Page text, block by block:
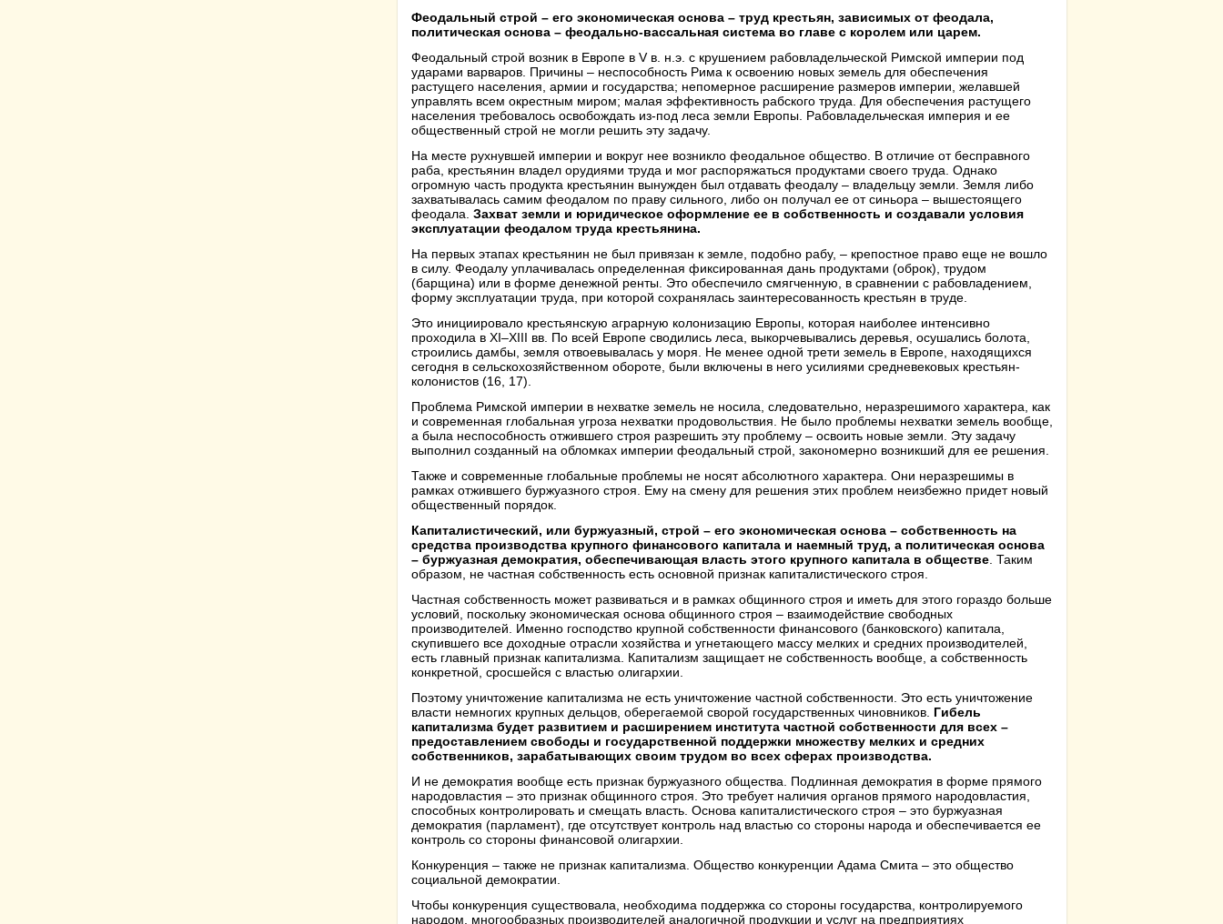
Феодальный строй – его экономическая основа – труд крестьян, зависимых от феодала,
политическая основа – феодально-вассальная система во главе с королем или царем.
Феодальный строй возник в Европе в V в. н.э. с крушением рабовладельческой Римской империи под
ударами варваров. Причины – неспособность Рима к освоению новых земель для обеспечения
растущего населения, армии и государства; непомерное расширение размеров империи, желавшей
управлять всем окрестным миром; малая эффективность рабского труда. Для обеспечения растущего
населения требовалось освобождать из-под леса земли Европы. Рабовладельческая империя и ее
общественный строй не могли решить эту задачу.
На месте рухнувшей империи и вокруг нее возникло феодальное общество. В отличие от бесправного
раба, крестьянин владел орудиями труда и мог распоряжаться продуктами своего труда. Однако
огромную часть продукта крестьянин вынужден был отдавать феодалу – владельцу земли. Земля либо
захватывалась самим феодалом по праву сильного, либо он получал ее от синьора – вышестоящего
феодала. Захват земли и юридическое оформление ее в собственность и создавали условия
эксплуатации феодалом труда крестьянина.
На первых этапах крестьянин не был привязан к земле, подобно рабу, – крепостное право еще не вошло
в силу. Феодалу уплачивалась определенная фиксированная дань продуктами (оброк), трудом
(барщина) или в форме денежной ренты. Это обеспечило смягченную, в сравнении с рабовладением,
форму эксплуатации труда, при которой сохранялась заинтересованность крестьян в труде.
Это инициировало крестьянскую аграрную колонизацию Европы, которая наиболее интенсивно
проходила в ХI–ХIII вв. По всей Европе сводились леса, выкорчевывались деревья, осушались болота,
строились дамбы, земля отвоевывалась у моря. Не менее одной трети земель в Европе, находящихся
сегодня в сельскохозяйственном обороте, были включены в него усилиями средневековых крестьян-
колонистов (16, 17).
Проблема Римской империи в нехватке земель не носила, следовательно, неразрешимого характера, как
и современная глобальная угроза нехватки продовольствия. Не было проблемы нехватки земель вообще,
а была неспособность отжившего строя разрешить эту проблему – освоить новые земли. Эту задачу
выполнил созданный на обломках империи феодальный строй, закономерно возникший для ее решения.
Также и современные глобальные проблемы не носят абсолютного характера. Они неразрешимы в
рамках отжившего буржуазного строя. Ему на смену для решения этих проблем неизбежно придет новый
общественный порядок.
Капиталистический, или буржуазный, строй – его экономическая основа – собственность на
средства производства крупного финансового капитала и наемный труд, а политическая основа
– буржуазная демократия, обеспечивающая власть этого крупного капитала в обществе . Таким
образом, не частная собственность есть основной признак капиталистического строя.
Частная собственность может развиваться и в рамках общинного строя и иметь для этого гораздо больше
условий, поскольку экономическая основа общинного строя – взаимодействие свободных
производителей. Именно господство крупной собственности финансового (банковского) капитала,
скупившего все доходные отрасли хозяйства и угнетающего массу мелких и средних производителей,
есть главный признак капитализма. Капитализм защищает не собственность вообще, а собственность
конкретной, сросшейся с властью олигархии.
Поэтому уничтожение капитализма не есть уничтожение частной собственности. Это есть уничтожение
власти немногих крупных дельцов, оберегаемой сворой государственных чиновников. Гибель
капитализма будет развитием и расширением института частной собственности для всех –
предоставлением свободы и государственной поддержки множеству мелких и средних
собственников, зарабатывающих своим трудом во всех сферах производства.
И не демократия вообще есть признак буржуазного общества. Подлинная демократия в форме прямого
народовластия – это признак общинного строя. Это требует наличия органов прямого народовластия,
способных контролировать и смещать власть. Основа капиталистического строя – это буржуазная
демократия (парламент), где отсутствует контроль над властью со стороны народа и обеспечивается ее
контроль со стороны финансовой олигархии.
Конкуренция – также не признак капитализма. Общество конкуренции Адама Смита – это общество
социальной демократии.
Чтобы конкуренция существовала, необходима поддержка со стороны государства, контролируемого
народом, многообразных производителей аналогичной продукции и услуг на предприятиях